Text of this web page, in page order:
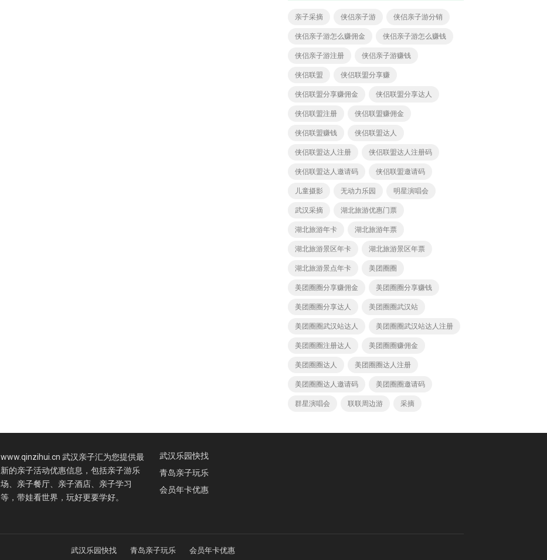
亲子采摘 侠侣亲子游 侠侣亲子游分销
侠侣亲子游怎么赚佣金 侠侣亲子游怎么赚钱
侠侣亲子游注册 侠侣亲子游赚钱
侠侣联盟 侠侣联盟分享赚
侠侣联盟分享赚佣金 侠侣联盟分享达人
侠侣联盟注册 侠侣联盟赚佣金
侠侣联盟赚钱 侠侣联盟达人
侠侣联盟达人注册 侠侣联盟达人注册码
侠侣联盟达人邀请码 侠侣联盟邀请码
儿童摄影 无动力乐园 明星演唱会
武汉采摘 湖北旅游优惠门票
湖北旅游年卡 湖北旅游年票
湖北旅游景区年卡 湖北旅游景区年票
湖北旅游景点年卡 美团圈圈
美团圈圈分享赚佣金 美团圈圈分享赚钱
美团圈圈分享达人 美团圈圈武汉站
美团圈圈武汉站达人 美团圈圈武汉站达人注册
美团圈圈注册达人 美团圈圈赚佣金
美团圈圈达人 美团圈圈达人注册
美团圈圈达人邀请码 美团圈圈邀请码
群星演唱会 联联周边游 采摘
www.qinzihui.cn 武汉亲子汇为您提供最
新的亲子活动优惠信息，包括亲子游乐
场、亲子餐厅、亲子酒店、亲子学习
等，带娃看世界，玩好更要学好。
武汉乐园快找
青岛亲子玩乐
会员年卡优惠
武汉乐园快找 青岛亲子玩乐 会员年卡优惠